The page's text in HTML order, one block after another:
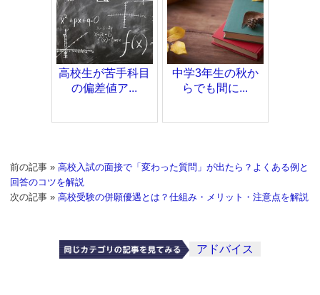
高校生が苦手科目
の偏差値ア...
中学3年生の秋か
らでも間に...
前の記事 »高校入試の面接で「変わった質問」が出たら？よくある例と
回答のコツを解説
次の記事 »高校受験の併願優遇とは？仕組み・メリット・注意点を解説
アドバイス